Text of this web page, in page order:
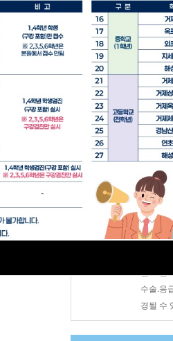
prev
지역응급의료
직업환경의학
진료
평 일 :
토 요
수술.응
경될 수